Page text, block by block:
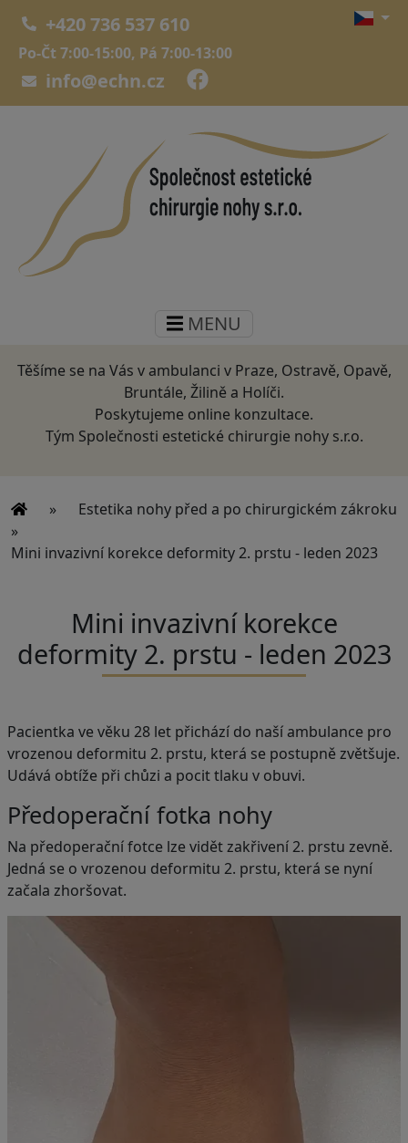
+420 736 537 610
Po-Čt 7:00-15:00, Pá 7:00-13:00
info@echn.cz
MENU
Těšíme se na Vás v ambulanci v Praze, Ostravě, Opavě,
Bruntále, Žilině a Holíči.
Poskytujeme online konzultace.
Tým Společnosti estetické chirurgie nohy s.r.o.
»
Estetika nohy před a po chirurgickém zákroku
»
Mini invazivní korekce deformity 2. prstu - leden 2023
Mini invazivní korekce
deformity 2. prstu - leden 2023
Pacientka ve věku 28 let přichází do naší ambulance pro
vrozenou deformitu 2. prstu, která se postupně zvětšuje.
Udává obtíže při chůzi a pocit tlaku v obuvi.
Předoperační fotka nohy
Na předoperační fotce lze vidět zakřivení 2. prstu zevně.
Jedná se o vrozenou deformitu 2. prstu, která se nyní
začala zhoršovat.